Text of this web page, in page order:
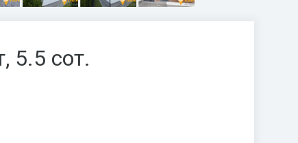
5.5 сот.